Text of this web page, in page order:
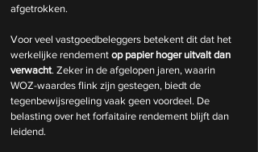
afgetrokken.
Voor veel vastgoedbeleggers betekent dit dat het
werkelijke rendement op papier hoger uitvalt dan
verwacht. Zeker in de afgelopen jaren, waarin
WOZ-waardes flink zijn gestegen, biedt de
tegenbewijsregeling vaak geen voordeel. De
belasting over het forfaitaire rendement blijft dan
leidend.